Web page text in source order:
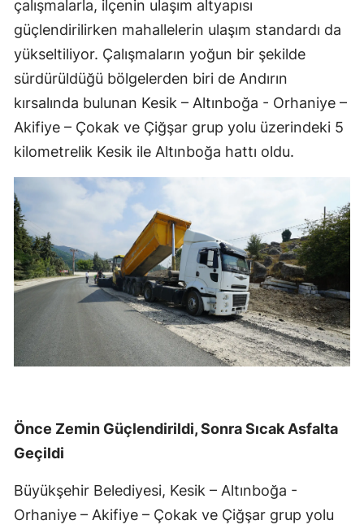
çalışmalarla, ilçenin ulaşım altyapısı
güçlendirilirken mahallelerin ulaşım standardı da
yükseltiliyor. Çalışmaların yoğun bir şekilde
sürdürüldüğü bölgelerden biri de Andırın
kırsalında bulunan Kesik – Altınboğa - Orhaniye –
Akifiye – Çokak ve Çiğşar grup yolu üzerindeki 5
kilometrelik Kesik ile Altınboğa hattı oldu.
Önce Zemin Güçlendirildi, Sonra Sıcak Asfalta
Geçildi
Büyükşehir Belediyesi, Kesik – Altınboğa -
Orhaniye – Akifiye – Çokak ve Çiğşar grup yolu